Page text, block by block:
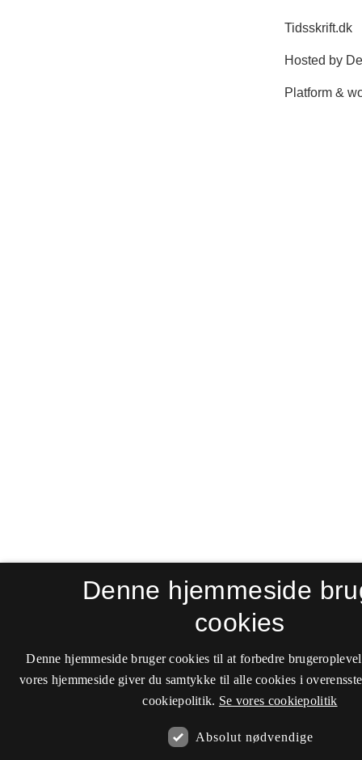
Denne hjemmeside
cookies
Denne hjemmeside bruger cookies til at forbedre
vores hjemmeside giver du samtykke til alle cookies i
cookiepolitik. Se vores cookiepolitik
Absolut nødvendige